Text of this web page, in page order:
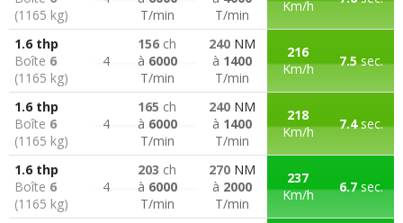
(1165 kg)
T/min
T/min
Km/h
1.6 thp
Boîte 6
(1165 kg)
4
156 ch
à 6000
T/min
240 NM
à 1400
T/min
216
Km/h
7.5sec.
1.6 thp
Boîte 6
(1165 kg)
4
165 ch
à 6000
T/min
240 NM
à 1400
T/min
218
Km/h
7.4sec.
1.6 thp
Boîte 6
(1165 kg)
4
203 ch
à 6000
T/min
270 NM
à 2000
T/min
237
Km/h
6.7sec.